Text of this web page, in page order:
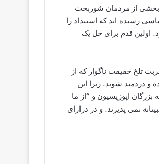
از مردمان شوربخت
رسیده اند که استبداد را
اولین قدم برای حل یک
تلخ حقیقت ناگوار که از
دردمند شوند. زیرا این
اپوزیسیون و “از ما
نمی پذیرند. و در درازای